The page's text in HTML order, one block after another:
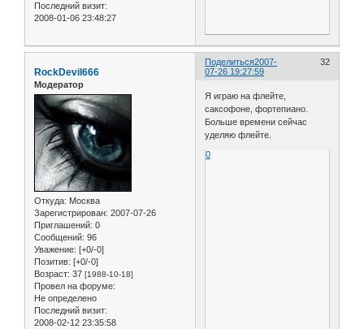
Последний визит:
2008-01-06 23:48:27
Поделиться 32
2007-
07-26 19:27:59
RockDevil666
Модератор
Откуда: Москва
Зарегистрирован: 2007-07-26
Приглашений: 0
Сообщений: 96
Уважение: [+0/-0]
Позитив: [+0/-0]
Возраст: 37 [1988-10-18]
Провел на форуме:
Не определено
Последний визит:
2008-02-12 23:35:58
Я играю на флейте,
саксофоне, фортепиано.
Больше времени сейчас
уделяю флейте.
0